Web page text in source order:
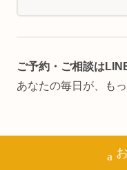
ご予約・ご相談は
あなたの毎日が、も